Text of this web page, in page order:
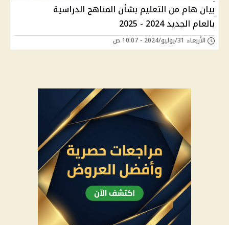
بيان هام من التعليم بشأن المناهج الدراسية
بالعام الجديد 2024 - 2025
الأربعاء 31/يوليو/2024 - 10:07 ص